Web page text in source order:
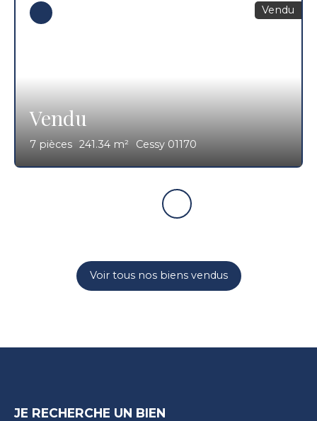
Vendu
7 pièces 241.34 m² Cessy 01170
Vendu
Voir tous nos biens vendus
JE RECHERCHE UN BIEN